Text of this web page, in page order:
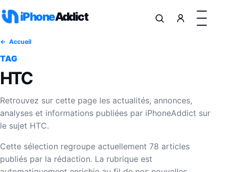
iPhoneAddict
Accueil
TAG
HTC
Retrouvez sur cette page les actualités, annonces,
analyses et informations publiées par iPhoneAddict sur
le sujet HTC.
Cette sélection regroupe actuellement 78 articles
publiés par la rédaction. La rubrique est